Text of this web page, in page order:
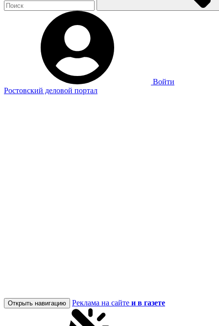
Войти
Ростовский деловой портал
Открыть навигацию Реклама на сайте и в газете